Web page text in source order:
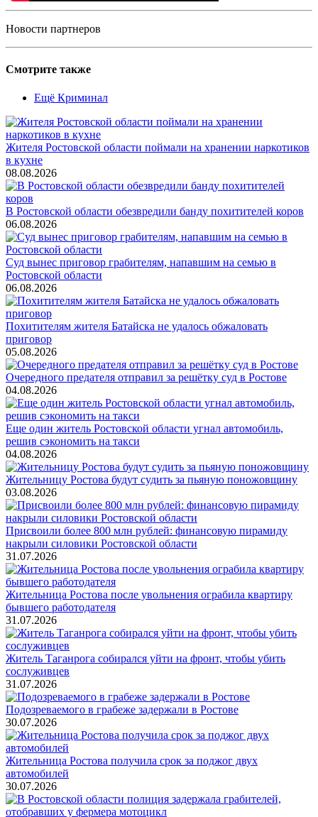
Новости партнеров
Смотрите также
Ещё Криминал
Жителя Ростовской области поймали на хранении наркотиков
в кухне
08.08.2026
В Ростовской области обезвредили банду похитителей коров
06.08.2026
Суд вынес приговор грабителям, напавшим на семью в
Ростовской области
06.08.2026
Похитителям жителя Батайска не удалось обжаловать
приговор
05.08.2026
Очередного предателя отправил за решётку суд в Ростове
04.08.2026
Еще один житель Ростовской области угнал автомобиль,
решив сэкономить на такси
04.08.2026
Жительницу Ростова будут судить за пьяную поножовщину
03.08.2026
Присвоили более 800 млн рублей: финансовую пирамиду
накрыли силовики Ростовской области
31.07.2026
Жительница Ростова после увольнения ограбила квартиру
бывшего работодателя
31.07.2026
Житель Таганрога собирался уйти на фронт, чтобы убить
сослуживцев
31.07.2026
Подозреваемого в грабеже задержали в Ростове
30.07.2026
Жительница Ростова получила срок за поджог двух
автомобилей
30.07.2026